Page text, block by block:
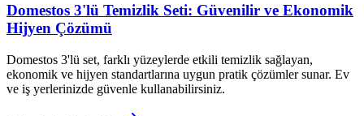
Domestos 3'lü Temizlik Seti: Güvenilir ve Ekonomik
Hijyen Çözümü
Domestos 3'lü set, farklı yüzeylerde etkili temizlik sağlayan,
ekonomik ve hijyen standartlarına uygun pratik çözümler sunar. Ev
ve iş yerlerinizde güvenle kullanabilirsiniz.